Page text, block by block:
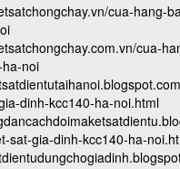
cua-hang-
cua-
noi
dinh-kcc140-ha-noi.html
sat-gia-dinh-kcc140-ha-